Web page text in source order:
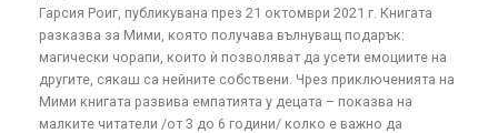
Гарсия Роиг, публикувана през 21 октомври 2021 г. Книгата
разказва за Мими, която получава вълнуващ подарък:
магически чорапи, които ѝ позволяват да усети емоциите на
другите, сякаш са нейните собствени. Чрез приключенията на
Мими книгата развива емпатията у децата – показва на
малките читатели /от 3 до 6 години/ колко е важно да